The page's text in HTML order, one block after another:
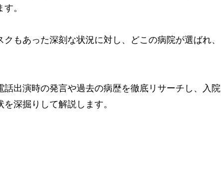
。
もあった深刻な状況に対し、どこの病院が選ばれ、
出演時の発言や過去の病歴を徹底リサーチし、入院
深掘りして解説します。